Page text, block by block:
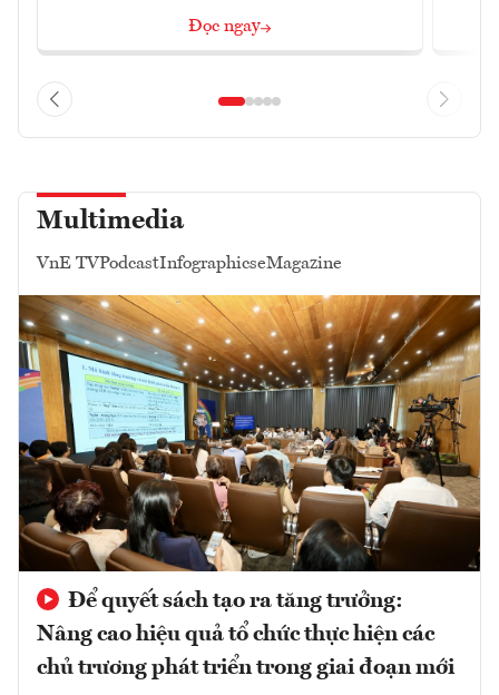
Đọc ngay
Multimedia
VnE TVPodcastInfographicseMagazine
Để quyết sách tạo ra tăng trưởng:
Nâng cao hiệu quả tổ chức thực hiện các
chủ trương phát triển trong giai đoạn mới